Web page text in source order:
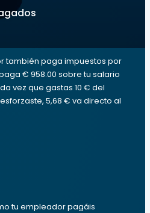
también paga impuestos por
€ 958.00 sobre tu salario
vez que gastas 10 € del
5,68 € va directo al
tu empleador pagáis